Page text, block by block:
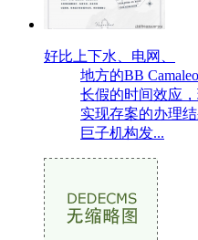
好比上下水、电网、
地方的BB
长假的时间效应
实现存案的办理
巨子机构发...